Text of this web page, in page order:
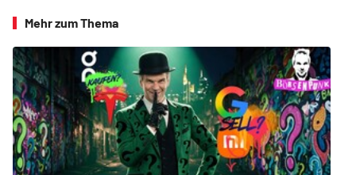
Mehr zum Thema